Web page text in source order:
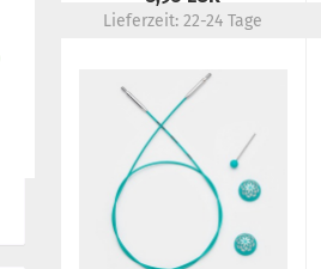
Lieferzeit:22-24 Tage